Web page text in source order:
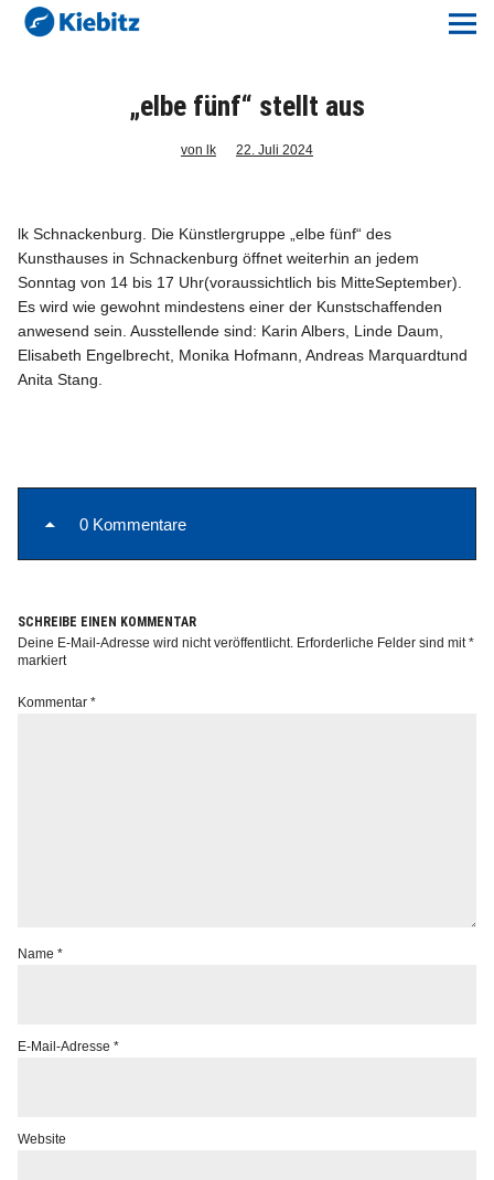
Kiebitz-Online
Aktuelles E-Paper
Anzeigenpreise
Meine Region Online
Elbeflirt
Info
„elbe fünf“ stellt aus
von lk 22. Juli 2024
lk Schnackenburg. Die Künstlergruppe „elbe fünf“ des
Kunsthauses in Schnackenburg öffnet weiterhin an jedem
Sonntag von 14 bis 17 Uhr(voraussichtlich bis MitteSeptember).
Es wird wie gewohnt mindestens einer der Kunstschaffenden
anwesend sein. Ausstellende sind: Karin Albers, Linde Daum,
Elisabeth Engelbrecht, Monika Hofmann, Andreas Marquardtund
Anita Stang.
0 Kommentare
SCHREIBE EINEN KOMMENTAR
Deine E-Mail-Adresse wird nicht veröffentlicht. Erforderliche Felder sind mit*
markiert
Kommentar*
Name*
E-Mail-Adresse*
Website